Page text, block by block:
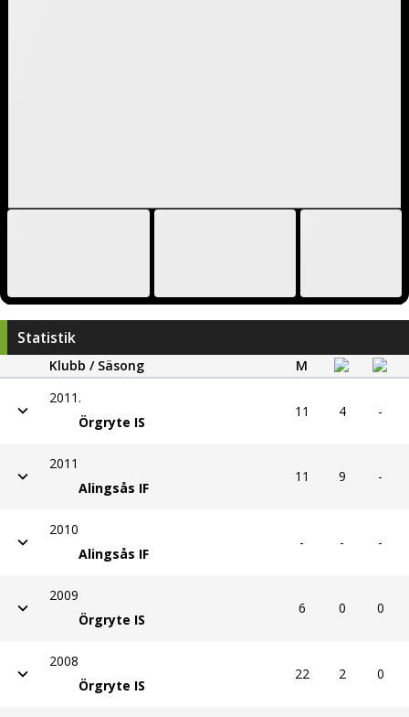
Statistik
Klubb / Säsong
M
2011.
Örgryte IS
11 4 -
2011
Alingsås IF
11 9 -
2010
Alingsås IF
- - -
2009
Örgryte IS
6 0 0
2008
Örgryte IS
22 2 0